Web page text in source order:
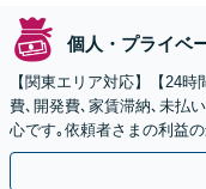
個人・プライベ
【関東エリア対応】【24
費､開発費､家賃滞納､未払
心です｡依頼者さまの利益